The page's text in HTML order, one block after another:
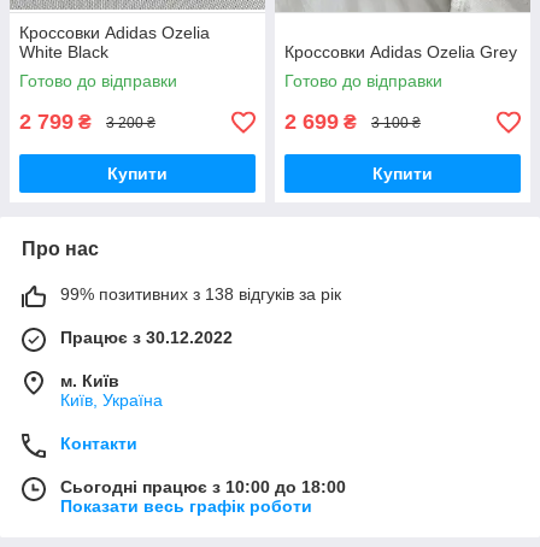
Кроссовки Adidas Ozelia
White Black
Готово до відправки
2 799 ₴ 3 200 ₴
Купити
Кроссовки Adidas Ozelia Grey
Готово до відправки
2 699 ₴ 3 100 ₴
Купити
Про нас
99% позитивних з 138 відгуків за рік
Працює з 30.12.2022
м. Київ
Київ, Україна
Контакти
Сьогодні працює з 10:00 до 18:00
Показати весь графік роботи